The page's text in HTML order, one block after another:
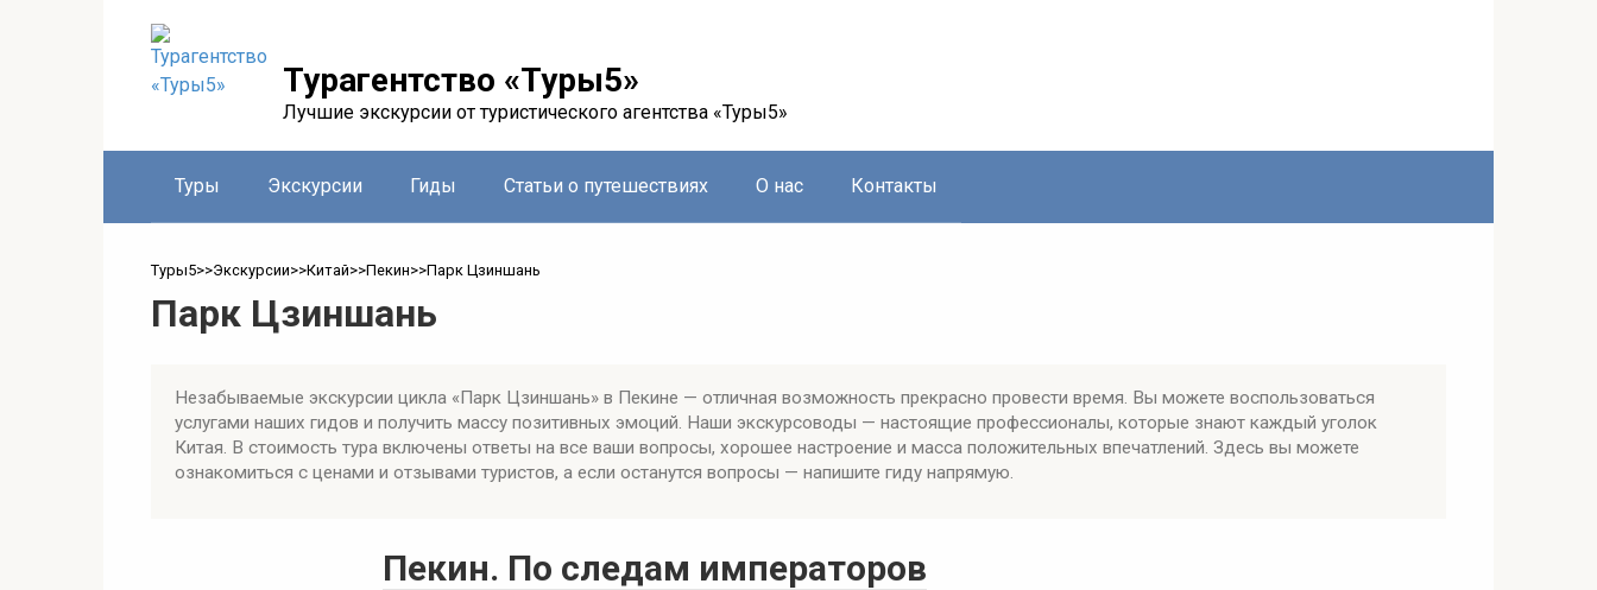
Турагентство «Туры5»
Лучшие экскурсии от туристического агентства «Туры5»
Туры Экскурсии Гиды Статьи о путешествиях О нас Контакты
Туры5>>Экскурсии>>Китай>>Пекин>>Парк Цзиншань
Парк Цзиншань
Незабываемые экскурсии цикла «Парк Цзиншань» в Пекине — отличная возможность прекрасно провести время. Вы можете воспользоваться
услугами наших гидов и получить массу позитивных эмоций. Наши экскурсоводы — настоящие профессионалы, которые знают каждый уголок
Китая. В стоимость тура включены ответы на все ваши вопросы, хорошее настроение и масса положительных впечатлений. Здесь вы можете
ознакомиться с ценами и отзывами туристов, а если останутся вопросы — напишите гиду напрямую.
Пекин. По следам императоров